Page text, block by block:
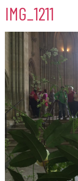
IMG_1211